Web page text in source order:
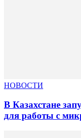
НОВОСТИ
В Казахстане
для работы с